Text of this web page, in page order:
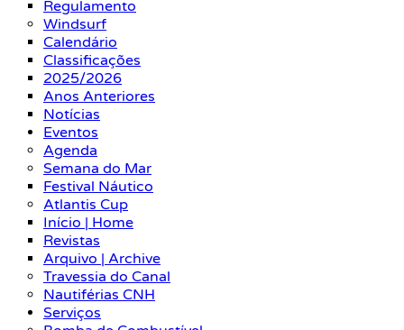
Regulamento
Windsurf
Calendário
Classificações
2025/2026
Anos Anteriores
Notícias
Eventos
Agenda
Semana do Mar
Festival Náutico
Atlantis Cup
Início | Home
Revistas
Arquivo | Archive
Travessia do Canal
Nautiférias CNH
Serviços